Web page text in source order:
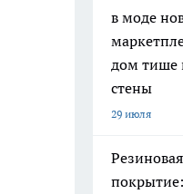
в моде
дом тише
стены
29 июля